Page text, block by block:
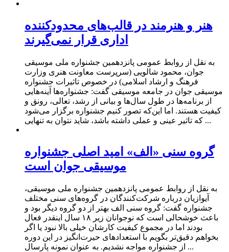
هنر و هنرمند در قالب‌های محدودکننده
اداری قرار نمی‌گیرند
به نقل از روابط عمومی پانزدهمین جشنواره ملی موسیقی
جوان، محمود شالویی (سرپرست معاونت هنری وزارت
فرهنگ‌ و ارشاد اسلامی) در خصوص تاثیرات جشنواره
موسیقی جوان در جامعه موسیقی گفت: جشنواره‌ها آینه‌هایی
از برنامه‌ها در طول سال‌ها و بیانی از رشد، تعالی، رونق و
کیفیت هستند. اما این‌که تصور کنیم جشنواره برگزار می‌شود
که تاثیر عینی و عملی داشته باشد، شاید نتوان به تنهایی ...
گروه سنی «الف» امید اصلی جشنواره
موسیقی جوان است
به نقل از روابط عمومی پانزدهمین جشنواره ملی موسیقی،
آیوازیان درباره شرکت‌کنندگان در گروه‌های سنی مختلف
جشنواره گفت: گروه سنی الف بهتر از دو گروه دیگر بود و
باعث خوشحالی است که نوجوانان زیر ۱۸ سال اینقدر فعال
بودند اما در مجموع کیفیت کارشان خیلی بالا نبود یا اگر
بخواهم دقیق‌تر بگویم با استعدادهای حیرت‌انگیز در این دوره
از جشنواره مواجه نشدیم. به عنوان نمونه پارسال ...